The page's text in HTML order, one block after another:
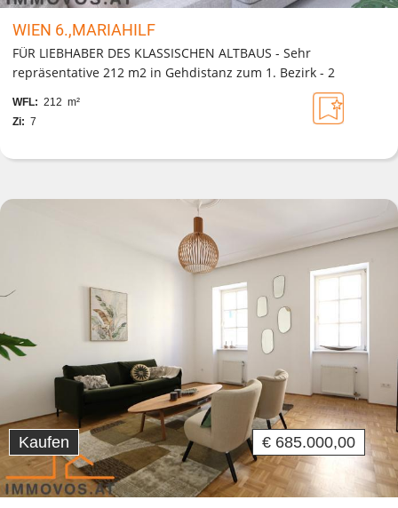
WIEN 6.,MARIAHILF
FÜR LIEBHABER DES KLASSISCHEN ALTBAUS - Sehr
repräsentative 212 m2 in Gehdistanz zum 1. Bezirk - 2
WFL: 212 m²
Zi: 7
Kaufen € 685.000,00